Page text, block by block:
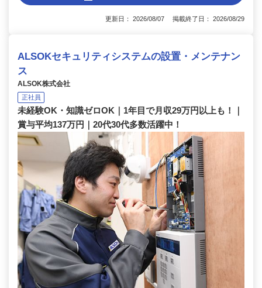
更新日： 2026/08/07 掲載終了日： 2026/08/29
ALSOKセキュリティシステムの設置・メンテナン
ス
ALSOK株式会社
正社員
未経験OK・知識ゼロOK｜1年目で月収29万円以上も！｜
賞与平均137万円｜20代30代多数活躍中！